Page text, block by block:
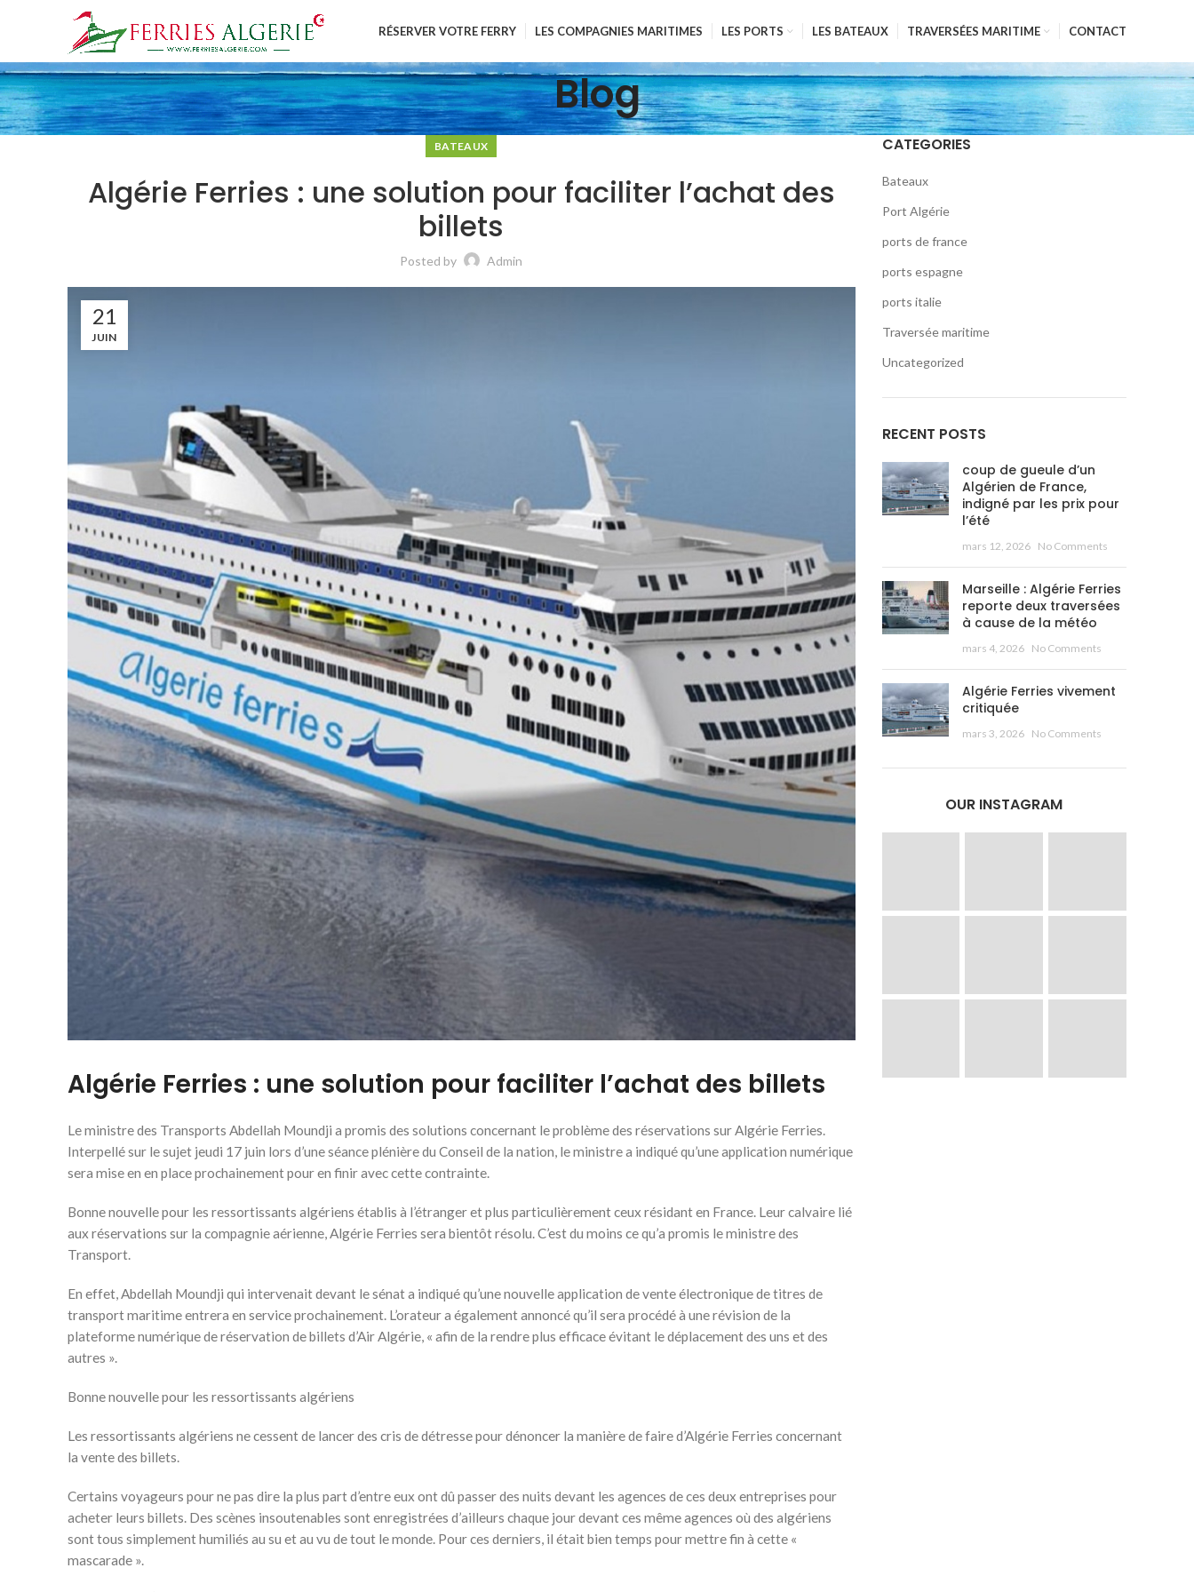
RÉSERVER VOTRE FERRY LES COMPAGNIES MARITIMES LES PORTS LES BATEAUX TRAVERSÉES MARITIME CONTACT
Blog
BATEAUX
Algérie Ferries : une solution pour faciliter l’achat des
billets
Posted by Admin
21
JUIN
Algérie Ferries : une solution pour faciliter l’achat des billets
Le ministre des Transports Abdellah Moundji a promis des solutions concernant le problème des réservations sur Algérie Ferries.
Interpellé sur le sujet jeudi 17 juin lors d’une séance plénière du Conseil de la nation, le ministre a indiqué qu’une application numérique
sera mise en en place prochainement pour en finir avec cette contrainte.
Bonne nouvelle pour les ressortissants algériens établis à l’étranger et plus particulièrement ceux résidant en France. Leur calvaire lié
aux réservations sur la compagnie aérienne, Algérie Ferries sera bientôt résolu. C’est du moins ce qu’a promis le ministre des
Transport.
En effet, Abdellah Moundji qui intervenait devant le sénat a indiqué qu’une nouvelle application de vente électronique de titres de
transport maritime entrera en service prochainement. L’orateur a également annoncé qu’il sera procédé à une révision de la
plateforme numérique de réservation de billets d’Air Algérie, « afin de la rendre plus efficace évitant le déplacement des uns et des
autres ».
Bonne nouvelle pour les ressortissants algériens
Les ressortissants algériens ne cessent de lancer des cris de détresse pour dénoncer la manière de faire d’Algérie Ferries concernant
la vente des billets.
Certains voyageurs pour ne pas dire la plus part d’entre eux ont dû passer des nuits devant les agences de ces deux entreprises pour
acheter leurs billets. Des scènes insoutenables sont enregistrées d’ailleurs chaque jour devant ces même agences où des algériens
sont tous simplement humiliés au su et au vu de tout le monde. Pour ces derniers, il était bien temps pour mettre fin à cette «
mascarade ».
CATEGORIES
Bateaux
Port Algérie
ports de france
ports espagne
ports italie
Traversée maritime
Uncategorized
RECENT POSTS
coup de gueule d’un
Algérien de France,
indigné par les prix pour
l’été
mars 12, 2026 No Comments
Marseille : Algérie Ferries
reporte deux traversées
à cause de la météo
mars 4, 2026 No Comments
Algérie Ferries vivement
critiquée
mars 3, 2026 No Comments
OUR INSTAGRAM